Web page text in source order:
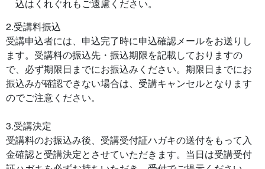
込はくれぐれもご遠慮ください。
2.受講料振込
受講申込者には、申込完了時に申込確認メールをお送りし
ます。受講料の振込先・振込期限を記載しておりますの
で、必ず期限日までにお振込みください。期限日までにお
振込みが確認できない場合は、受講キャンセルとなります
のでご注意ください。
3.受講決定
受講料のお振込み後、受講受付証ハガキの送付をもって入
金確認と受講決定とさせていただきます。当日は受講受付